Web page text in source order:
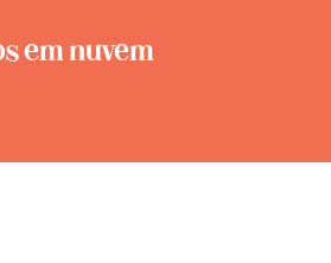
em nuvem